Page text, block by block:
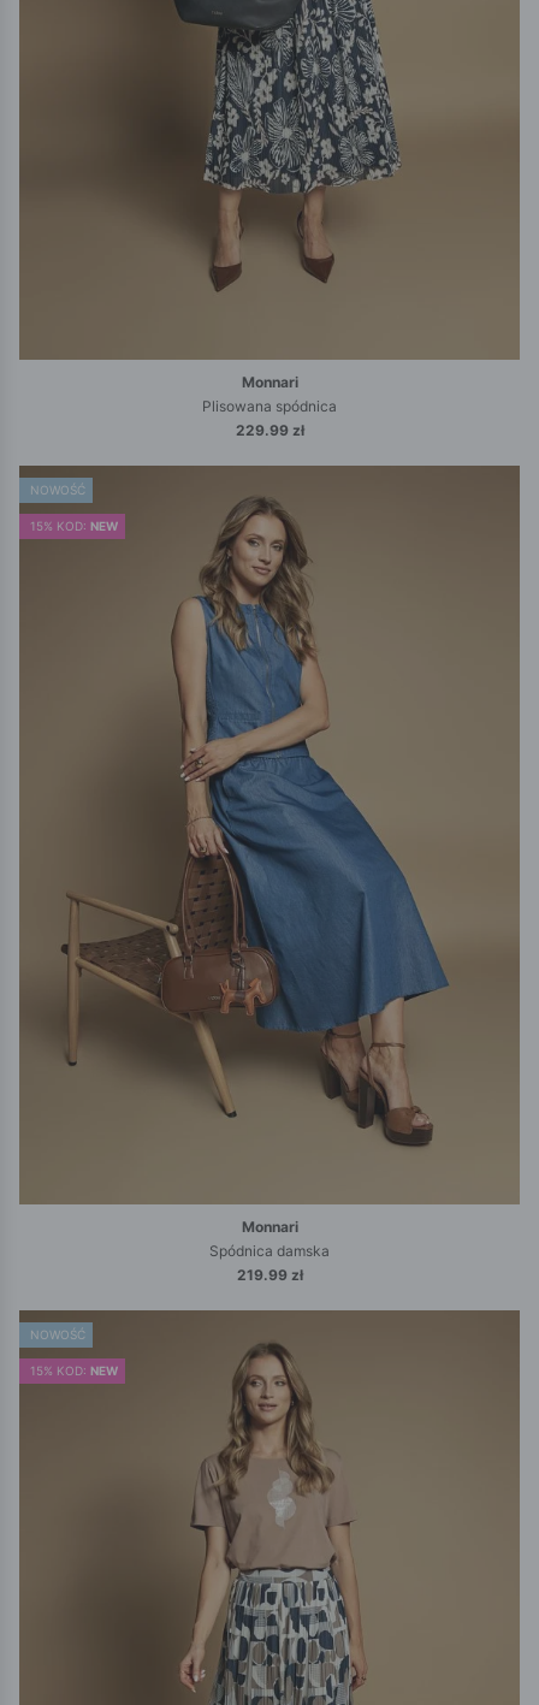
Monnari
Plisowana spódnica
229.99 zł
NOWOŚĆ
15% KOD: NEW
Monnari
Spódnica damska
219.99 zł
NOWOŚĆ
15% KOD: NEW